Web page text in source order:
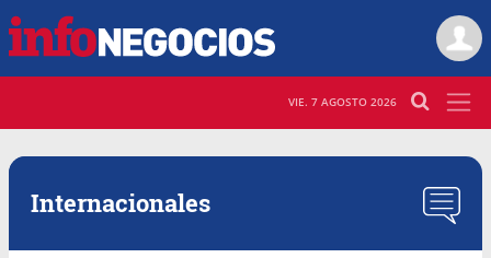
VIE. 7 AGOSTO 2026
Internacionales